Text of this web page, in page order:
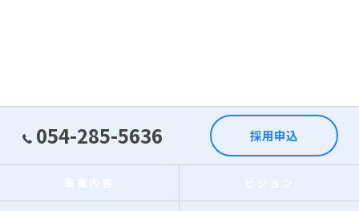
054-285-5636 採用申込